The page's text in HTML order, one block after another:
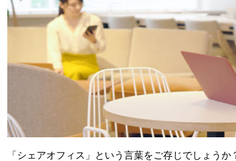
「シェアオフィス」という言葉をご存じでしょう